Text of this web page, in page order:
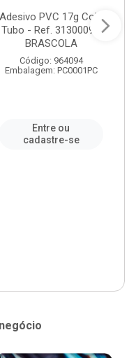
Adesivo PVC 17g Cola
Tubo - Ref. 3130009 -
BRASCOLA
Código: 964094
Embalagem: PC0001PC
Entre ou
cadastre-se